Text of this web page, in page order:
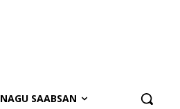
NAGU SAABSAN